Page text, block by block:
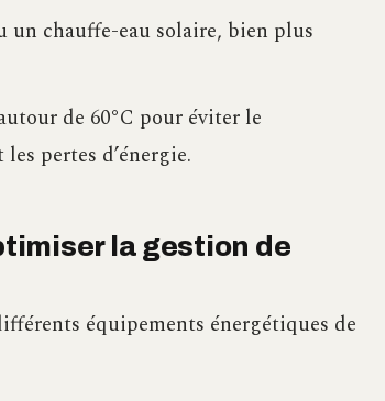
un chauffe-eau solaire, bien plus
de 60°C pour éviter le
pertes d’énergie.
la gestion de
équipements énergétiques de